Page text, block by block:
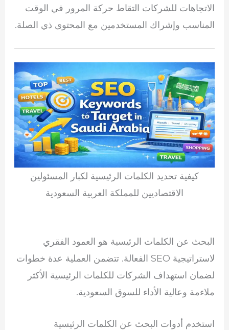
الاتجاهات للشركات التقاط حركة المرور في الوقت
المناسب وإشراك المستخدمين مع المحتوى ذي الصلة.
كيفية تحديد الكلمات الرئيسية لكبار المسئولين
الاقتصاديين للمملكة العربية السعودية
البحث عن الكلمات الرئيسية هو العمود الفقري
لاستراتيجية SEO الفعالة. تتضمن العملية عدة خطوات
لضمان استهداف الشركات للكلمات الرئيسية الأكثر
ملاءمة وعالية الأداء للسوق السعودية.
استخدم أدوات البحث عن الكلمات الرئيسية